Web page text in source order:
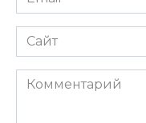
*
Сайт
Комментарий